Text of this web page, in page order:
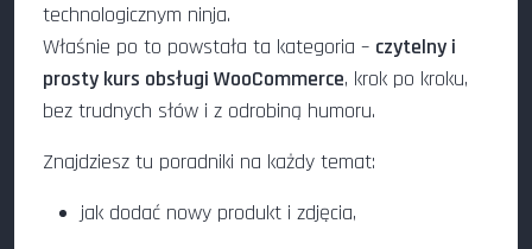
technologicznym ninja.
Właśnie po to powstała ta kategoria – czytelny i
prosty kurs obsługi WooCommerce, krok po kroku,
bez trudnych słów i z odrobiną humoru.
Znajdziesz tu poradniki na każdy temat:
jak dodać nowy produkt i zdjęcia,